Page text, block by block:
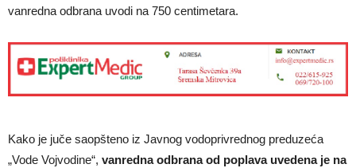
vanredna odbrana uvodi na 750 centimetara.
Kako je juče saopšteno iz Javnog vodoprivrednog preduzeća
„Vode Vojvodine“, vanredna odbrana od poplava uvedena je na